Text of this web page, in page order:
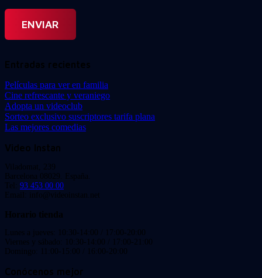
Entradas recientes
Películas para ver en familia
Cine refrescante y veraniego
Adopta un videoclub
Sorteo exclusivo suscriptores tarifa plana
Las mejores comedias
Video Instan
Viladomat, 239
Barcelona 08029. España.
Tel: 93 453 00 00
Email: info@videoinstan.net
Horario tienda
Lunes a jueves: 10:30-14:00 / 17:00-20:00
Viernes y sábado: 10:30-14:00 / 17:00-21:00
Domingo: 11:00-15:00 / 16:00-20:00
Conócenos mejor